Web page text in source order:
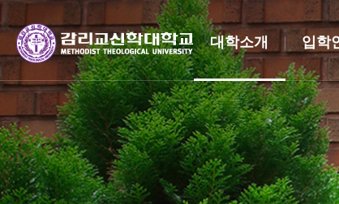
대학소개 입학